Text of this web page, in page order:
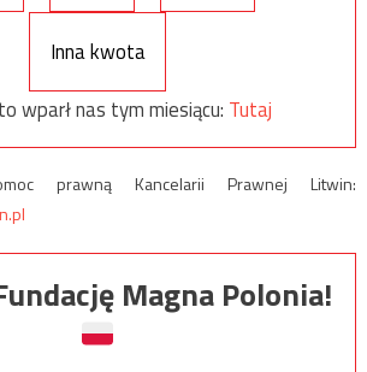
Inna kwota
wparł nas tym miesiącu: Tutaj
prawną Kancelarii Prawnej Litwin:
Magna Polonia!